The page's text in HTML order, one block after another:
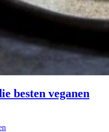
besten veganen